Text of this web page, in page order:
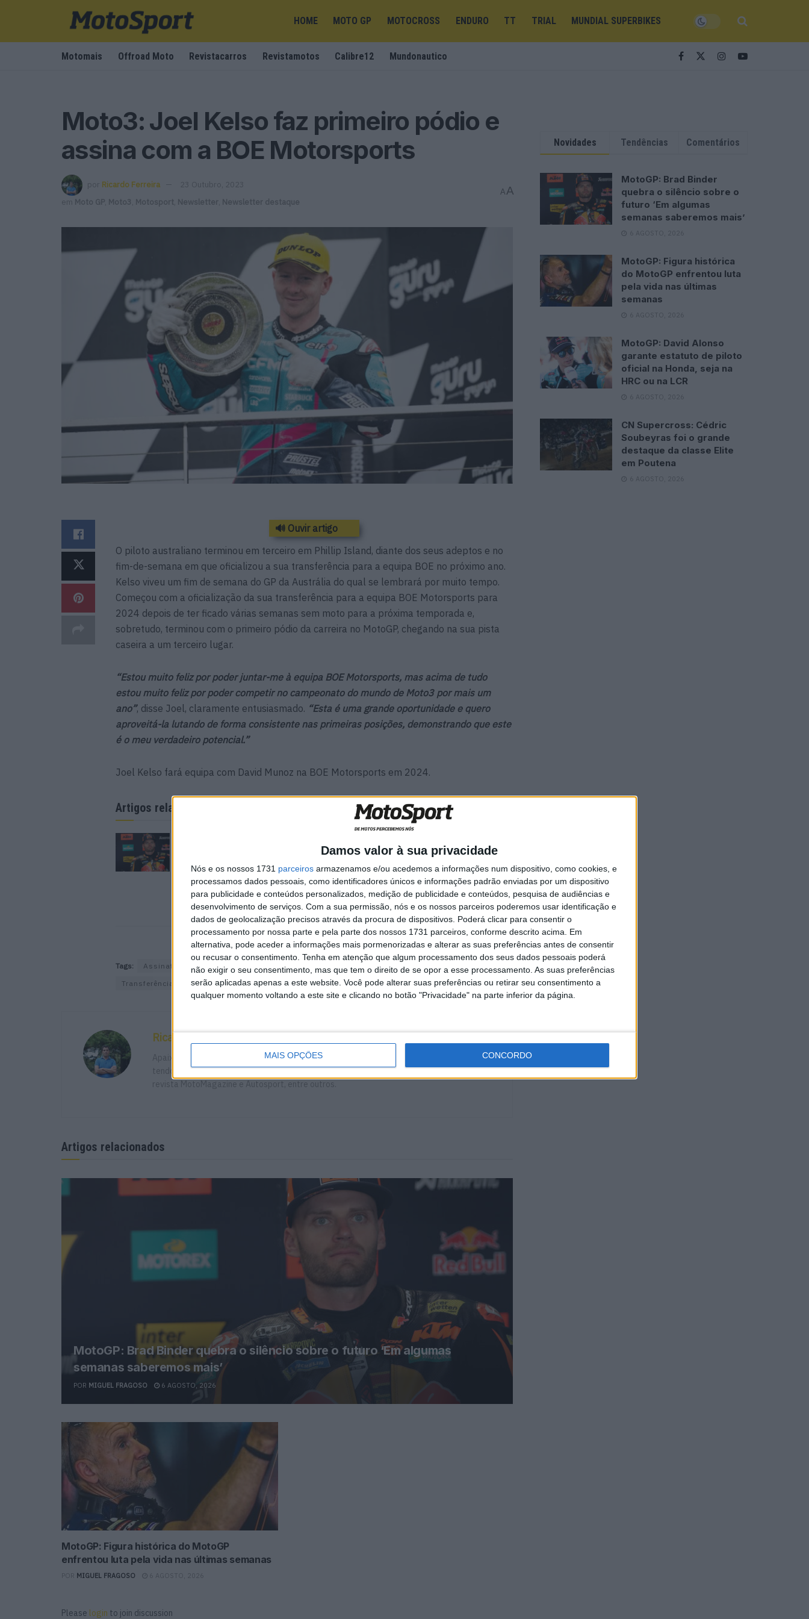
Damos valor à sua privacidade
Nós e os nossos 1731 parceiros armazenamos e/ou acedemos a informações num dispositivo, como cookies, e
processamos dados pessoais, como identificadores únicos e informações padrão enviadas por um dispositivo
para publicidade e conteúdos personalizados, medição de publicidade e conteúdos, pesquisa de audiências e
desenvolvimento de serviços. Com a sua permissão, nós e os nossos parceiros poderemos usar identificação e
dados de geolocalização precisos através da procura de dispositivos. Poderá clicar para consentir o
processamento por nossa parte e pela parte dos nossos 1731 parceiros, conforme descrito acima. Em
alternativa, pode aceder a informações mais pormenorizadas e alterar as suas preferências antes de consentir
ou recusar o consentimento. Tenha em atenção que algum processamento dos seus dados pessoais poderá
não exigir o seu consentimento, mas que tem o direito de se opor a esse processamento. As suas preferências
serão aplicadas apenas a este website. Você pode alterar suas preferências ou retirar seu consentimento a
qualquer momento voltando a este site e clicando no botão "Privacidade" na parte inferior da página.
MAIS OPÇÕES CONCORDO
HOME MOTO GP MOTOCROSS ENDURO TT TRIAL MUNDIAL SUPERBIKES
Motomais Offroad Moto Revistacarros Revistamotos Calibre12 Mundonautico
Moto3: Joel Kelso faz primeiro pódio e
assina com a BOE Motorsports
por Ricardo Ferreira
23 Outubro, 2023
em
Moto GP Moto3 Motosport Newsletter Newsletter destaque
AA
🔊 Ouvir artigo
O piloto australiano terminou em terceiro em Phillip Island, diante dos seus adeptos e no
fim-de-semana em que oficializou a sua transferência para a equipa BOE no próximo ano.
Kelso viveu um fim de semana do GP da Austrália do qual se lembrará por muito tempo.
Começou com a oficialização da sua transferência para a equipa BOE Motorsports para
2024 depois de ter ficado várias semanas sem moto para a próxima temporada e,
sobretudo, terminou com o primeiro pódio da carreira no MotoGP, chegando na sua pista
caseira a um terceiro lugar.
“Estou muito feliz por poder juntar-me à equipa BOE Motorsports, mas acima de tudo
estou muito feliz por poder competir no campeonato do mundo de Moto3 por mais um
ano”, disse Joel, claramente entusiasmado. “Esta é uma grande oportunidade e quero
aproveitá-la lutando de forma consistente nas primeiras posições, demonstrando que este
é o meu verdadeiro potencial.”
Joel Kelso fará equipa com David Munoz na BOE Motorsports em 2024.
Artigos relacionados
saberemos mais’
6 AGOSTO, 2026
MotoGP enfrentou luta pela
Tags: Assinatura coma BOE Motorsports Corrida Moto3 GP da Austrália
Transferências em 2024
Ricardo Ferreira
Apaixonado por motos desde muito cedo, está desde há muito ligado à Comunicação Social,
tendo trabalhado em diversos meios como AutoHoje, revista Motociclismo, jornal Volante,
revista MotoMagazine e Autosport, entre outros.
Artigos relacionados
MotoGP: Brad Binder quebra o silêncio sobre o futuro ‘Em algumas
semanas saberemos mais’
POR MIGUEL FRAGOSO 6 AGOSTO, 2026
MotoGP: Figura histórica do MotoGP
enfrentou luta pela vida nas últimas semanas
MIGUEL FRAGOSO 6 AGOSTO, 2026
Please login to join discussion
Novidades Tendências Comentários
MotoGP: Brad Binder
quebra o silêncio sobre o
futuro ‘Em algumas
semanas saberemos mais’
6 AGOSTO, 2026
MotoGP: Figura histórica
do MotoGP enfrentou luta
pela vida nas últimas
semanas
6 AGOSTO, 2026
MotoGP: David Alonso
garante estatuto de piloto
oficial na Honda, seja na
HRC ou na LCR
6 AGOSTO, 2026
CN Supercross: Cédric
Soubeyras foi o grande
destaque da classe Elite
em Poutena
6 AGOSTO, 2026